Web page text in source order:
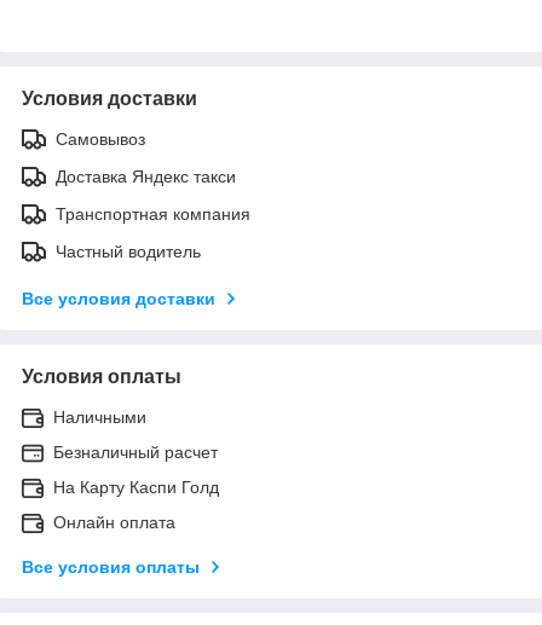
Условия доставки
Самовывоз
Доставка Яндекс такси
Транспортная компания
Частный водитель
Все условия доставки
Условия оплаты
Наличными
Безналичный расчет
На Карту Каспи Голд
Онлайн оплата
Все условия оплаты